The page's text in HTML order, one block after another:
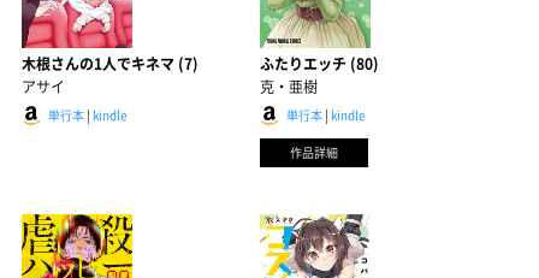
木根さんの1人でキネマ (7)
アサイ
単行本 | kindle
ふたりエッチ (80)
克・亜樹
単行本| kindle
作品詳細